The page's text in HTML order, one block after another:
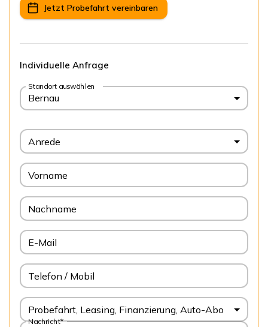
Jetzt Probefahrt vereinbaren
Individuelle Anfrage
Standort auswählen
Bernau
Anrede
Vorname
Nachname
E-Mail
Telefon / Mobil
Probefahrt, Leasing, Finanzierung, Auto-Abo
Nachricht*